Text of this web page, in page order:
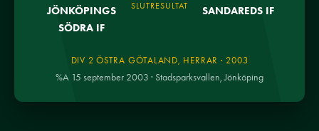
JÖNKÖPINGS
SÖDRA IF
SLUTRESULTAT SANDAREDS IF
DIV 2 ÖSTRA GÖTALAND, HERRAR · 2003
%A 15 september 2003 · Stadsparksvallen, Jönköping